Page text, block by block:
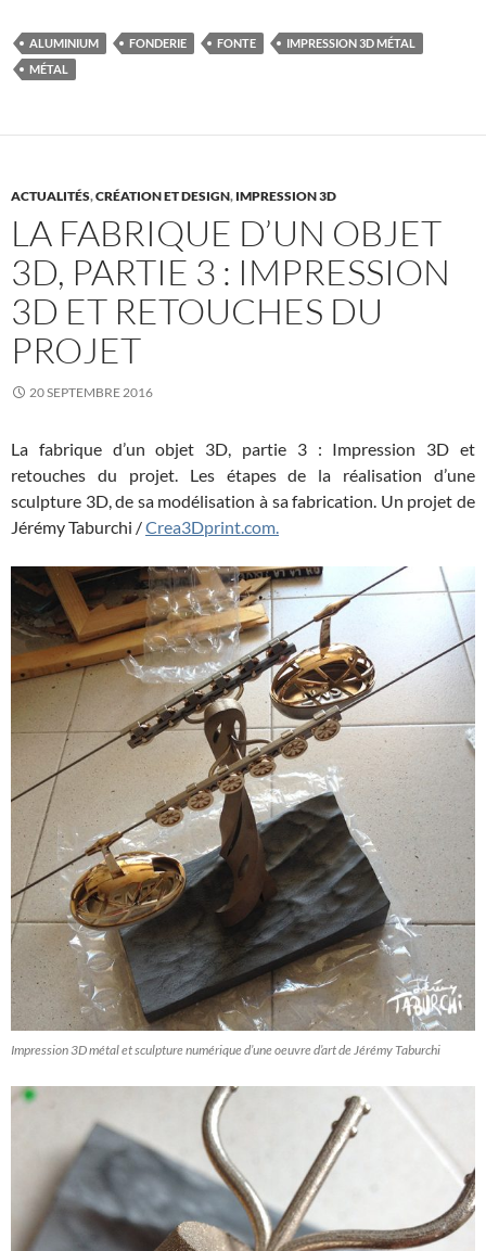
b
o
o
t
e
e
d
ALUMINIUM FONDERIE FONTE
IMPRESSION 3D MÉTAL
MÉTAL
ACTUALITÉS,CRÉATION ET DESIGN, IMPRESSION 3D
LA FABRIQUE D’UN OBJET
3D, PARTIE 3 : IMPRESSION
3D ET RETOUCHES DU
PROJET
20 SEPTEMBRE 2016
La fabrique d’un objet 3D, partie 3 : Impression 3D et
retouches du projet. Les étapes de la réalisation d’une
sculpture 3D, de sa modélisation à sa fabrication. Un projet de
Jérémy Taburchi /Crea3Dprint.com.
Impression 3D métal et sculpture numérique d’une oeuvre d’art de Jérémy Taburchi